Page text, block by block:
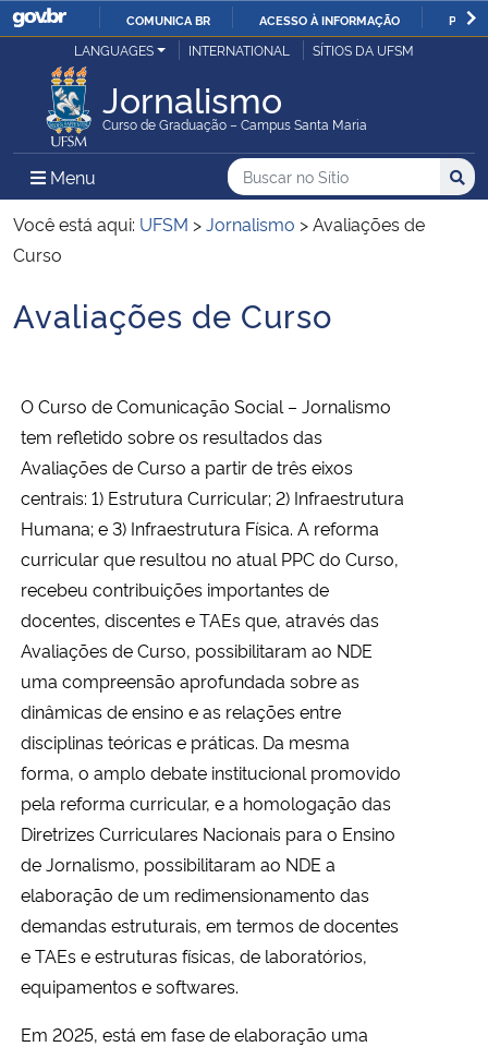
IR
O
COMUNICA BR ACESSO À INFORMAÇÃO
Ministério da Justiça e Segurança Pública
Ministério da Defesa
Ministério das Relações Exteriores
Ministério da Infraestrutura
Ministério da Educação
Ministério da Cidadania
Ministério da Saúde
Ministério de Minas e Energia
Ministério da Ciência, Tecnologia, Inovações e Comunicações
Ministério do Meio Ambiente
Ministério do Turismo
Controladoria-Geral da União
Ministério da Mulher, da Família e dos Direitos Humanos
Secretaria-Geral
LANGUAGES INTERNATIONAL SÍTIOS DA UFSM
Jornalismo
Curso de Graduação – Campus Santa Maria
Menu Menu Principal do Sítio
Busca
Buscar no no Sítio
Busca:
Você está aqui: UFSM >Jornalismo >Avaliações de
Curso
Início do conteúdo
Avaliações de Curso
O Curso de Comunicação Social – Jornalismo
tem refletido sobre os resultados das
Avaliações de Curso a partir de três eixos
centrais: 1) Estrutura Curricular; 2) Infraestrutura
Humana; e 3) Infraestrutura Física. A reforma
curricular que resultou no atual PPC do Curso,
recebeu contribuições importantes de
docentes, discentes e TAEs que, através das
Avaliações de Curso, possibilitaram ao NDE
uma compreensão aprofundada sobre as
dinâmicas de ensino e as relações entre
disciplinas teóricas e práticas. Da mesma
forma, o amplo debate institucional promovido
pela reforma curricular, e a homologação das
Diretrizes Curriculares Nacionais para o Ensino
de Jornalismo, possibilitaram ao NDE a
elaboração de um redimensionamento das
demandas estruturais, em termos de docentes
e TAEs e estruturas físicas, de laboratórios,
equipamentos e softwares.
Em 2025, está em fase de elaboração uma